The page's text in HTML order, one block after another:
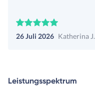
26 Juli 2026 Katherina J.
Leistungsspektrum